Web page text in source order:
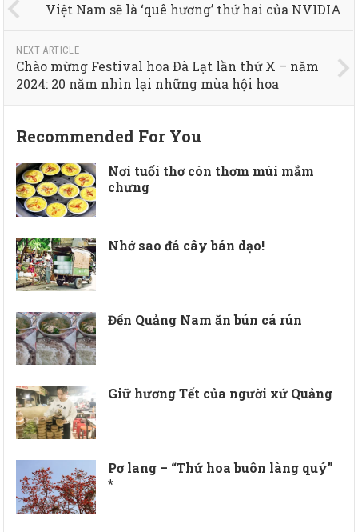
Việt Nam sẽ là ‘quê hương’ thứ hai của NVIDIA
NEXT ARTICLE
Chào mừng Festival hoa Ðà Lạt lần thứ X – năm
2024: 20 năm nhìn lại những mùa hội hoa
Recommended For You
Nơi tuổi thơ còn thơm mùi mắm
chưng
Nhớ sao đá cây bán dạo!
Đến Quảng Nam ăn bún cá rún
Giữ hương Tết của người xứ Quảng
Pơ lang – “Thứ hoa buôn làng quý”
*